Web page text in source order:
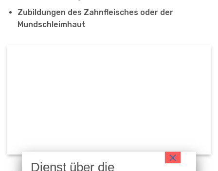
Zubildungen des Zahnfleisches oder der
Mundschleimhaut